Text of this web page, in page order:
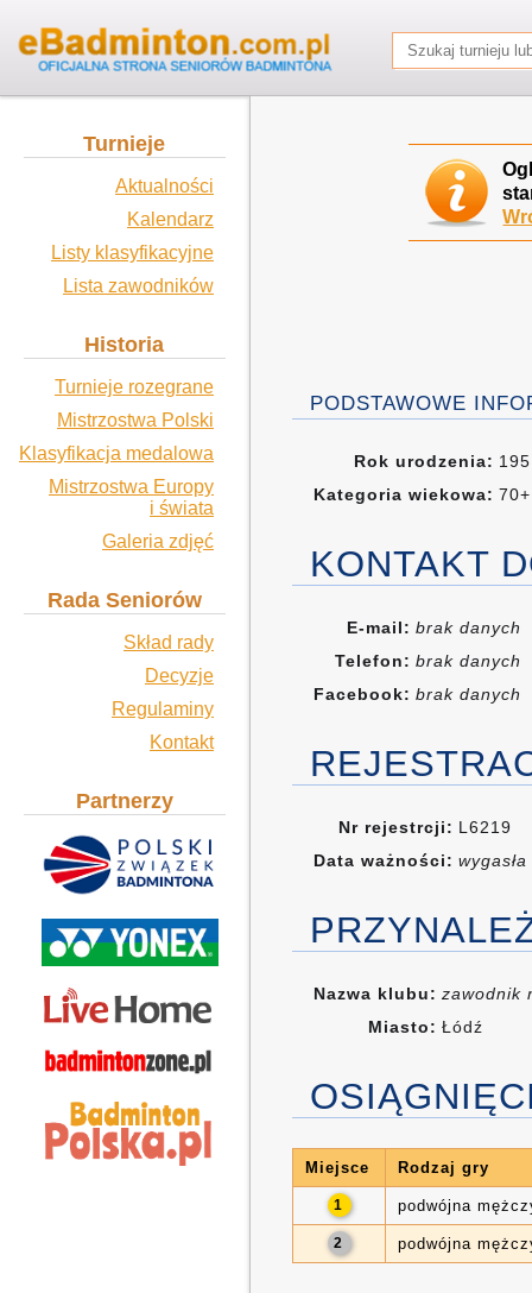
Turnieje
Aktualności
Kalendarz
Listy klasyfikacyjne
Lista zawodników
Historia
Turnieje rozegrane
Mistrzostwa Polski
Klasyfikacja medalowa
Mistrzostwa Europy
i świata
Galeria zdjęć
Rada Seniorów
Skład rady
Decyzje
Regulaminy
Kontakt
Partnerzy
PODSTAWOWE
Rok urodzenia:
Kategoria wiekowa: 70+
KONTAKT
E-mail: brak danych
Telefon: brak danych
Facebook: brak danych
Nr rejestrcji: L6219
Data ważności:
Nazwa klubu: zawodnik
Miasto: Łódź
Miejsce Rodzaj gry
1 podwójna
2 podwójna